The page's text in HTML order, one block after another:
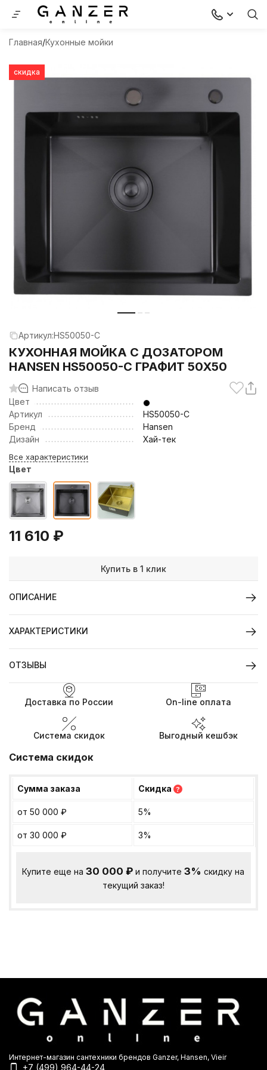
Главная Кухонные мойки
скидка
Артикул:HS50050-C
КУХОННАЯ МОЙКА С ДОЗАТОРОМ
HANSEN HS50050-C ГРАФИТ 50Х50
Написать отзыв
Цвет
Артикул
HS50050-C
Бренд
Hansen
Дизайн
Хай-тек
Все характеристики
Цвет
11 610 ₽
Купить в 1 клик
ОПИСАНИЕ
ХАРАКТЕРИСТИКИ
ОТЗЫВЫ
Доставка по России On-line оплата
Система скидок Выгодный кешбэк
Система скидок
Сумма заказа Скидка ?
от 50 000 ₽ 5%
от 30 000 ₽ 3%
Купите еще на30 000₽ и получите3% скидку на
текущий заказ!
Интернет-магазин сантехники брендов Ganzer, Hansen, Vieir
+7 (499) 964-44-24